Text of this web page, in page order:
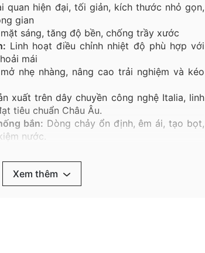
quan hiện đại, tối giản, kích thước nhỏ gọn,
gian
mặt sáng, tăng độ bền, chống trầy xước
Linh hoạt điều chỉnh nhiệt độ phù hợp với
mái
nhẹ nhàng, nâng cao trải nghiệm và kéo
xuất trên dây chuyền công nghệ Italia, linh
tiêu chuẩn Châu Âu.
bắn: Dòng chảy ổn định, êm ái, tạo bọt,
nước.
chống ăn mòn hiệu quả.
Chịu mài mòn tốt, chịu nhiệt lên tới 90°C,
khác để hoàn thiện không gian lý
Xem thêm